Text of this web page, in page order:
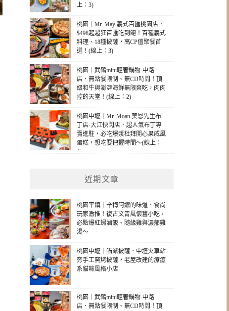
上：3)
桃園｜Mr. May 義式百匯桃園店．
$498起超狂百匯吃到飽！百種義式
料理、18種披薩，高CP值聚餐首
選！(線上：3)
桃園｜武鶴mini輕奢鍋物-中路
店．無點餐限制、無CD時間！頂
級和牛與澎湃海鮮無限爽吃，肉肉
控的天堂！(線上：2)
桃園中壢｜Mr. Moan 莫恩先生布
丁店-大江快閃店．超人氣布丁專
賣進駐，必吃爆漿杜拜開心果戚風
蛋糕，想吃要把握時間～(線上：
1)
近期文章
桃園平鎮｜辛梅阿嬤的味道．食尚
玩家激推！復古文青風懷舊小吃，
必點爆紅蝦滷飯、隨緣雞與濃郁雞
湯～
桃園中壢｜喵派披薩．中壢火車站
旁手工窯烤披薩，老屋改建的療癒
系貓咪風格小店
桃園｜武鶴mini輕奢鍋物-中路
店．無點餐限制、無CD時間！頂